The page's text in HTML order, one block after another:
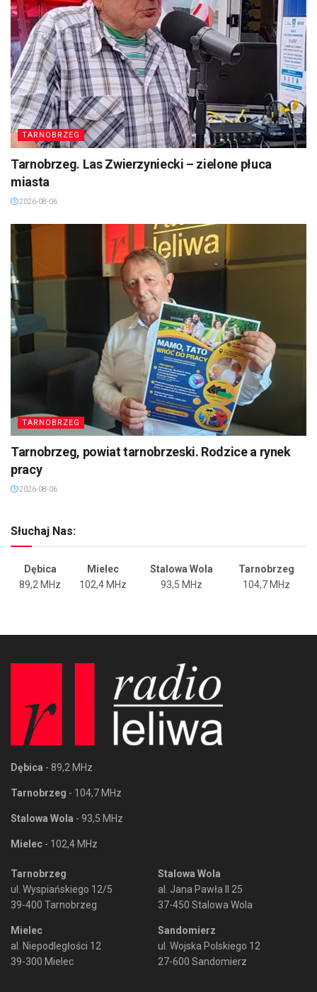
TARNOBRZEG
Tarnobrzeg. Las Zwierzyniecki – zielone płuca
miasta
2026-08-06
TARNOBRZEG
Tarnobrzeg, powiat tarnobrzeski. Rodzice a rynek
pracy
2026-08-06
Słuchaj Nas:
Dębica Mielec Stalowa Wola
Tarnobrzeg
89,2 MHz
102,4 MHz 93,5 MHz 104,7 MHz
Dębica - 89,2 MHz
Tarnobrzeg - 104,7 MHz
Stalowa Wola - 93,5 MHz
Mielec - 102,4 MHz
Tarnobrzeg
ul. Wyspiańskiego 12/5
39-400 Tarnobrzeg
Mielec
al. Niepodległości 12
39-300 Mielec
Stalowa Wola
al. Jana Pawła II 25
37-450 Stalowa Wola
Sandomierz
ul. Wojska Polskiego 12
27-600 Sandomierz